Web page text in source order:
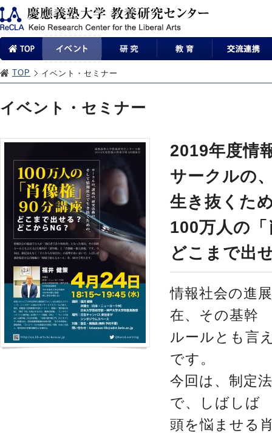
TOP イベント・セミナー
イベント・セミナー
2019年度情
サークルの
生き抜くた
100万人の
どこまで出
情報社会の進
在、その基幹
ルールとも言
です。
今回は、制定
で、しばしば
頭を悩ませる